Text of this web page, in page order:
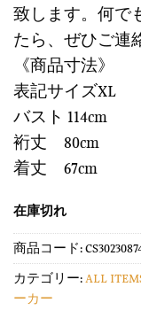
た。
致します。何で
たら、ぜひご連
《商品寸法》
表記サイズXL
バスト 114cm
裄丈 80cm
着丈 67cm
在庫切れ
商品コード:
カテゴリー:ALL
ーカー